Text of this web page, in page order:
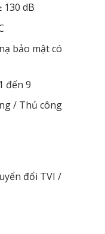
130 dB
bảo mật có
đến 9
/ Thủ công
đổi TVI /